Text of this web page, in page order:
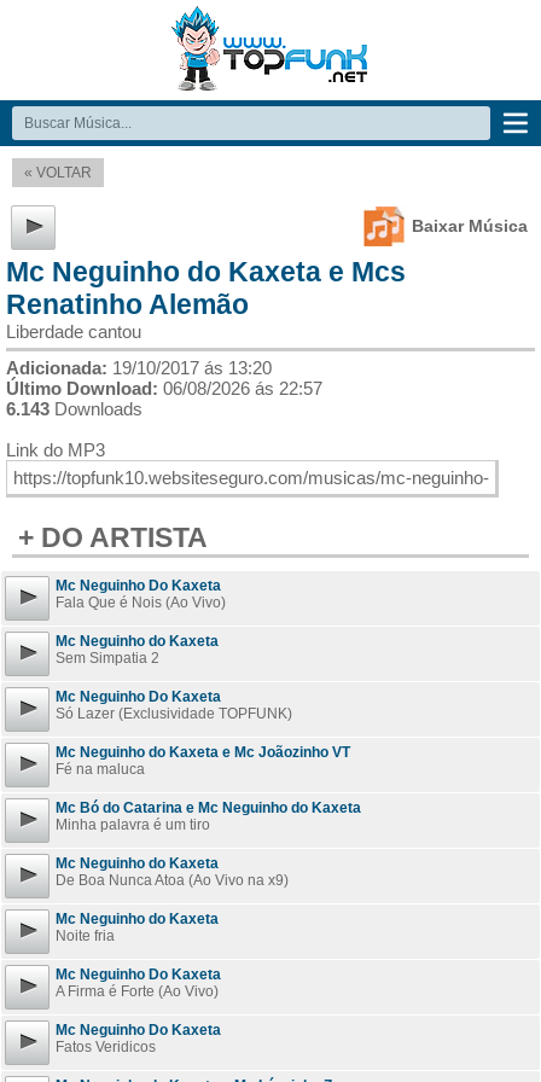
« VOLTAR
Baixar Música
Mc Neguinho do Kaxeta e Mcs
Renatinho Alemão
Liberdade cantou
Adicionada: 19/10/2017 ás 13:20
Último Download: 06/08/2026 ás 22:57
6.143 Downloads
Link do MP3
+ DO ARTISTA
Mc Neguinho Do Kaxeta
Fala Que é Nois (Ao Vivo)
Mc Neguinho do Kaxeta
Sem Simpatia 2
Mc Neguinho Do Kaxeta
Só Lazer (Exclusividade TOPFUNK)
Mc Neguinho do Kaxeta e Mc Joãozinho VT
Fé na maluca
Mc Bó do Catarina e Mc Neguinho do Kaxeta
Minha palavra é um tiro
Mc Neguinho do Kaxeta
De Boa Nunca Atoa (Ao Vivo na x9)
Mc Neguinho do Kaxeta
Noite fria
Mc Neguinho Do Kaxeta
A Firma é Forte (Ao Vivo)
Mc Neguinho Do Kaxeta
Fatos Veridicos